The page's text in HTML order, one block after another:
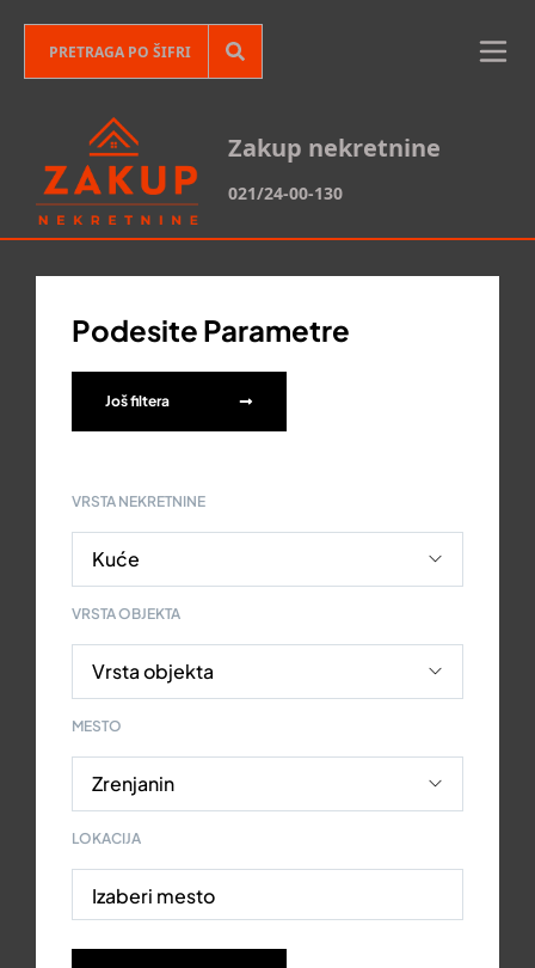
Zakup nekretnine
021/24-00-130
Podesite Parametre
Još filtera
VRSTA NEKRETNINE
VRSTA OBJEKTA
MESTO
LOKACIJA
Izaberi mesto